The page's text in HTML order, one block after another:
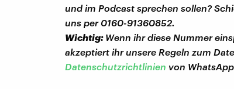
und im Podcast sprechen sollen?
uns per 0160-91360852.
Wichtig: Wenn ihr diese Nummer
akzeptiert ihr unsere Regeln zum
Datenschutzrichtlinien von